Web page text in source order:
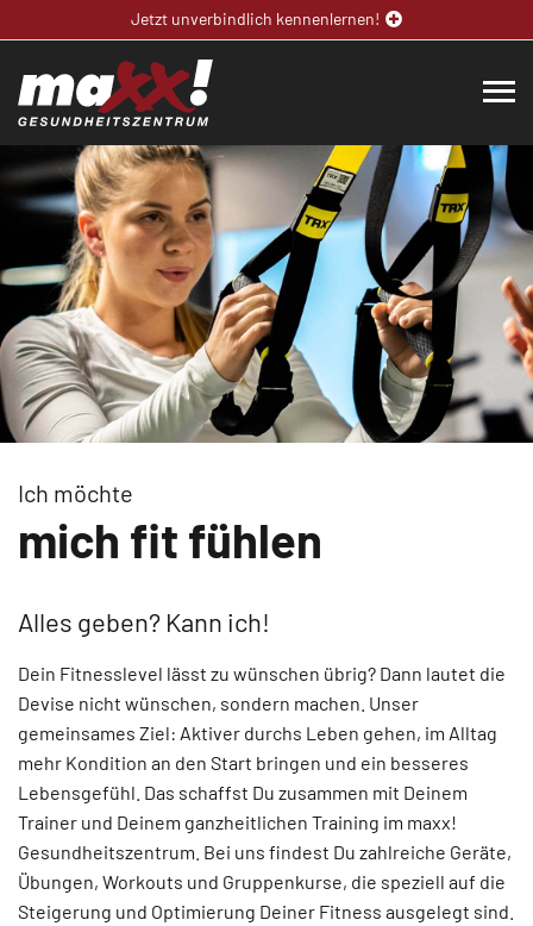
Jetzt unverbindlich kennenlernen!
mich fit fühlen
Ich möchte
Alles geben? Kann ich!
Dein Fitnesslevel lässt zu wünschen übrig? Dann lautet die
Devise nicht wünschen, sondern machen. Unser
gemeinsames Ziel: Aktiver durchs Leben gehen, im Alltag
mehr Kondition an den Start bringen und ein besseres
Lebensgefühl. Das schaffst Du zusammen mit Deinem
Trainer und Deinem ganzheitlichen Training im maxx!
Gesundheitszentrum. Bei uns findest Du zahlreiche Geräte,
Übungen, Workouts und Gruppenkurse, die speziell auf die
Steigerung und Optimierung Deiner Fitness ausgelegt sind.